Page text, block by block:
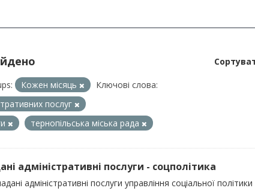
Кожен місяць
Ключові слова:
послуг
тернопільська міська рада
адміністративні послуги - соцполітика
адміністративні послуги управління соціальної політики